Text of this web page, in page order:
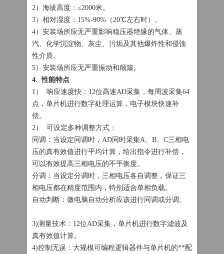
2）海拔高度：≤2000米。
3）相对湿度：15%-90%（20℃左右时）。
4）安装场所应无严重影响稳压器绝缘的气体、蒸
汽、化学沉淀物、灰尘、污垢及其他爆炸性和侵蚀
性介质。
5）安装场所应无严重振动和颠簸。
4. 性能特点
1） 响应速度快：12位高速AD采集，每周波采集64
点，单片机进行数字处理运算，电子模块快速补
偿。
2） 可设定多种调整方式：
同调：当设定同调时，AD同时采集A、B、C三相电
压的真有效值进行平均计算，给出指令进行补偿，
可以有效提高三相电压的不平衡度。
分调：当设定分调时，三相电压各自调整，保证三
相电压都在精度范围内，特别适合单相负载。
自动判断：微电脑自动分析应该进行同调或分调。
3)测量技术：12位AD采集，单片机进行数字滤波及
真有效值计算。
4)控制无误：大规模可编程逻辑器件与单片机的**配